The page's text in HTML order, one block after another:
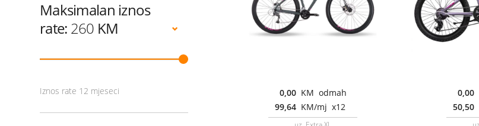
Maksimalan iznos
rate: 260 KM
Iznos rate 12 mjeseci 0,00 KM odmah
99,64 KM/mj x12
0,00
50,50